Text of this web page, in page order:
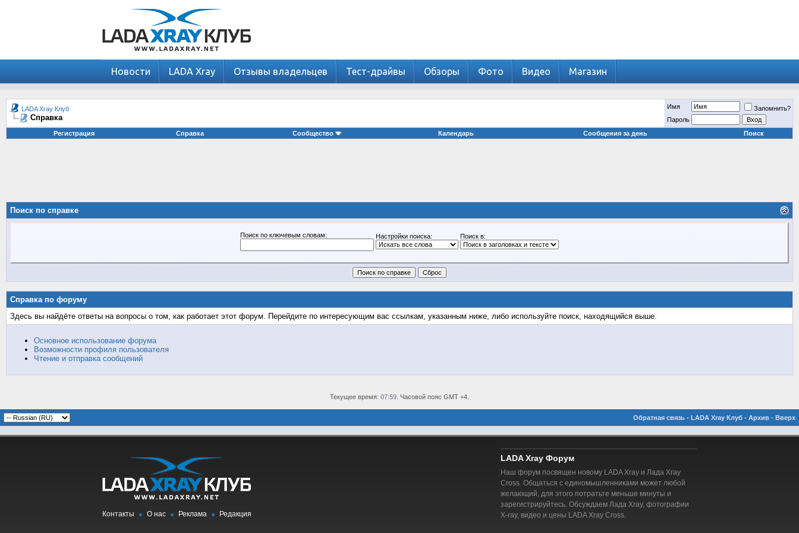
Новости LADA Xray Отзывы владельцев Тест-драйвы Обзоры Фото Видео Магазин
LADA Xray Клуб
Справка
Имя
Запомнить?
Пароль
Регистрация
Справка Сообщество Календарь Сообщения за день Поиск
Поиск по справке
Поиск по ключевым словам: Настройки поиска: Поиск в:
Справка по форуму
Здесь вы найдёте ответы на вопросы о том, как работает этот форум. Перейдите по интересующим вас ссылкам, указанным ниже, либо используйте поиск, находящийся выше.
Основное использование форума
Возможности профиля пользователя
Чтение и отправка сообщений
Текущее время: 07:59 . Часовой пояс GMT +4.
Обратная связь - LADA Xray Клуб - Архив - Вверх
Контакты О нас Реклама Редакция
LADA Xray Форум
Наш форум посвящен новому LADA Xray и Лада Xray
Cross. Общаться с единомышленниками может любой
желающий, для этого потратьте меньше минуты и
зарегистрируйтесь. Обсуждаем Лада Xray, фотографии
X-ray, видео и цены LADA Xray Cross.